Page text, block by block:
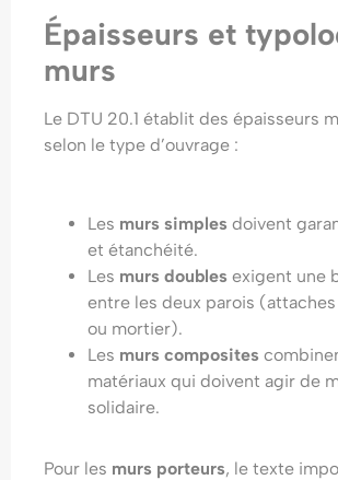
Épaisseurs et
murs
Le DTU 20.1 établit des épaisseurs
selon le type d’ouvrage :
Les murs simples doivent
et étanchéité.
Les murs doubles exigent une
entre les deux parois
ou mortier).
Les murs composites
matériaux qui doivent agir de
solidaire.
Pour les murs porteurs, le texte